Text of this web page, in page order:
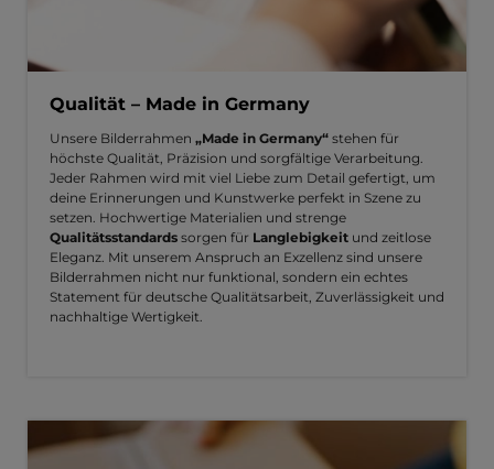
Qualität – Made in Germany
Unsere Bilderrahmen „Made in Germany“ stehen für
höchste Qualität, Präzision und sorgfältige Verarbeitung.
Jeder Rahmen wird mit viel Liebe zum Detail gefertigt, um
deine Erinnerungen und Kunstwerke perfekt in Szene zu
setzen. Hochwertige Materialien und strenge
Qualitätsstandards sorgen für Langlebigkeit und zeitlose
Eleganz. Mit unserem Anspruch an Exzellenz sind unsere
Bilderrahmen nicht nur funktional, sondern ein echtes
Statement für deutsche Qualitätsarbeit, Zuverlässigkeit und
nachhaltige Wertigkeit.